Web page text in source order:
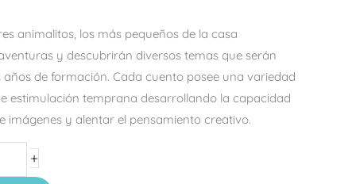
animalitos, los más pequeños de la casa
y descubrirán diversos temas que serán
de formación. Cada cuento posee una variedad
estimulación temprana desarrollando la capacidad
imágenes y alentar el pensamiento creativo.
+